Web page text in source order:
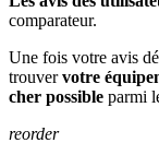
comparateur.
Une fois votre avis
trouvervotre
cher possible parmi
reorder